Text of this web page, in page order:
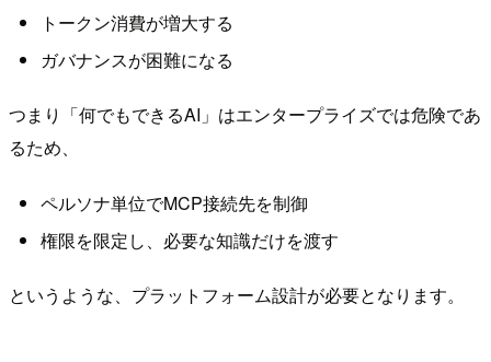
トークン消費が増大する
ガバナンスが困難になる
つまり「何でもできるAI」はエンタープライズでは危険であ
るため、
ペルソナ単位でMCP接続先を制御
権限を限定し、必要な知識だけを渡す
というような、プラットフォーム設計が必要となります。